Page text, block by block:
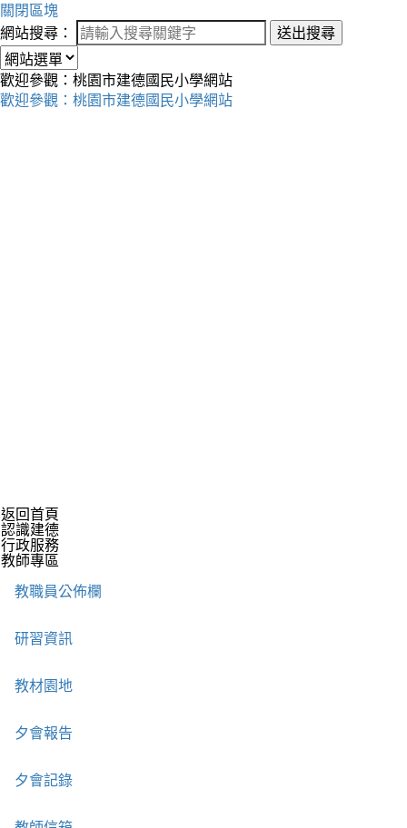
關閉區塊
網站搜尋：
送出搜尋
歡迎參觀：桃園市建德國民小學網站
歡迎參觀：桃園市建德國民小學網站
返回首頁
認識建德
行政服務
教師專區
教職員公佈欄
研習資訊
教材園地
夕會報告
夕會記錄